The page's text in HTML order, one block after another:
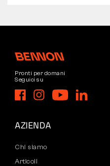
Pronti per domani
Seguici su
AZIENDA
Chi siamo
Articoli